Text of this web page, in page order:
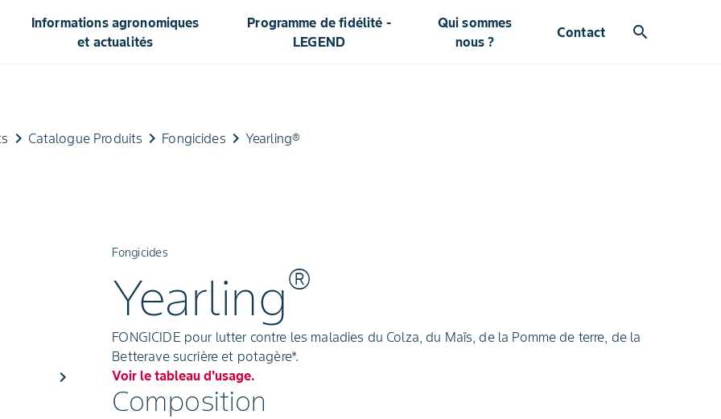
Informations agronomiques
et actualités
Programme de fidélité -
LEGEND
Qui sommes
nous ?
Contact search
keyboard_arrow_right Catalogue Produits keyboard_arrow_right Fongicides keyboard_arrow_right Yearling®
chevron_right
Fongicides
Yearling®
FONGICIDE pour lutter contre les maladies du Colza, du Maïs, de la Pomme de terre, de la
Betterave sucrière et potagère*.
Voir le tableau d'usage.
Composition